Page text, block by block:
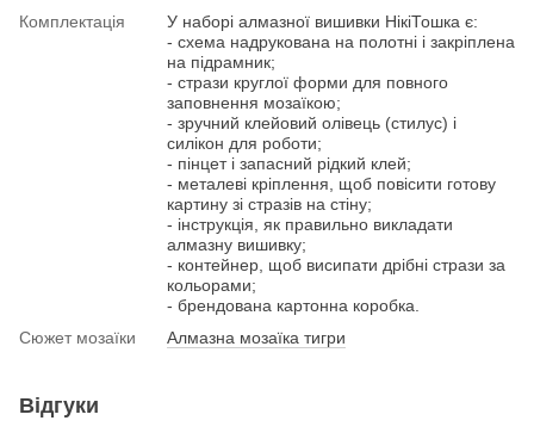
Комплектація
У наборі алмазної вишивки НікіТошка є:
- схема надрукована на полотні і закріплена
на підрамник;
- стрази круглої форми для повного
заповнення мозаїкою;
- зручний клейовий олівець (стилус) і
силікон для роботи;
- пінцет і запасний рідкий клей;
- металеві кріплення, щоб повісити готову
картину зі стразів на стіну;
- інструкція, як правильно викладати
алмазну вишивку;
- контейнер, щоб висипати дрібні стрази за
кольорами;
- брендована картонна коробка.
Сюжет мозаїки
Алмазна мозаїка тигри
Відгуки